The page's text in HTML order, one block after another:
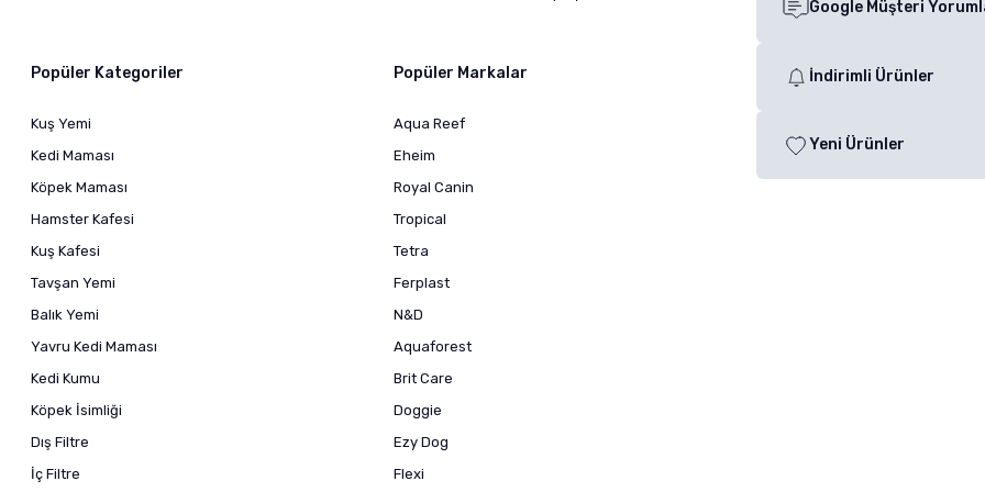
Popüler Kategoriler
Kuş Yemi
Kedi Maması
Köpek Maması
Hamster Kafesi
Kuş Kafesi
Tavşan Yemi
Balık Yemi
Yavru Kedi Maması
Kedi Kumu
Köpek İsimliği
Dış Filtre
İç Filtre
Popüler Markalar
Aqua Reef
Eheim
Royal Canin
Tropical
Tetra
Ferplast
N&D
Aquaforest
Brit Care
Doggie
Ezy Dog
Flexi
Google Müşteri
İndirimli Ürünler
Yeni Ürünler